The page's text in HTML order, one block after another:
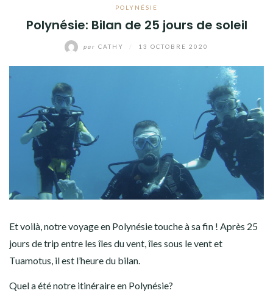
POLYNÉSIE
Polynésie: Bilan de 25 jours de soleil
par CATHY 13 OCTOBRE 2020
Et voilà, notre voyage en Polynésie touche à sa fin ! Après 25
jours de trip entre les îles du vent, îles sous le vent et
Tuamotus, il est l’heure du bilan.
Quel a été notre itinéraire en Polynésie?
AMÉRIQUE CENTRALE
AMÉRIQUE DU SUD
TOUR DU MONDE 2020-2021
CONTACT